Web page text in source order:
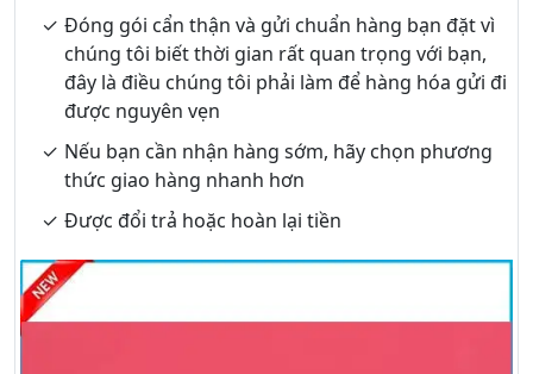
Đóng gói cẩn thận và gửi chuẩn hàng bạn đặt vì
chúng tôi biết thời gian rất quan trọng với bạn,
đây là điều chúng tôi phải làm để hàng hóa gửi đi
được nguyên vẹn
Nếu bạn cần nhận hàng sớm, hãy chọn phương
thức giao hàng nhanh hơn
Được đổi trả hoặc hoàn lại tiền